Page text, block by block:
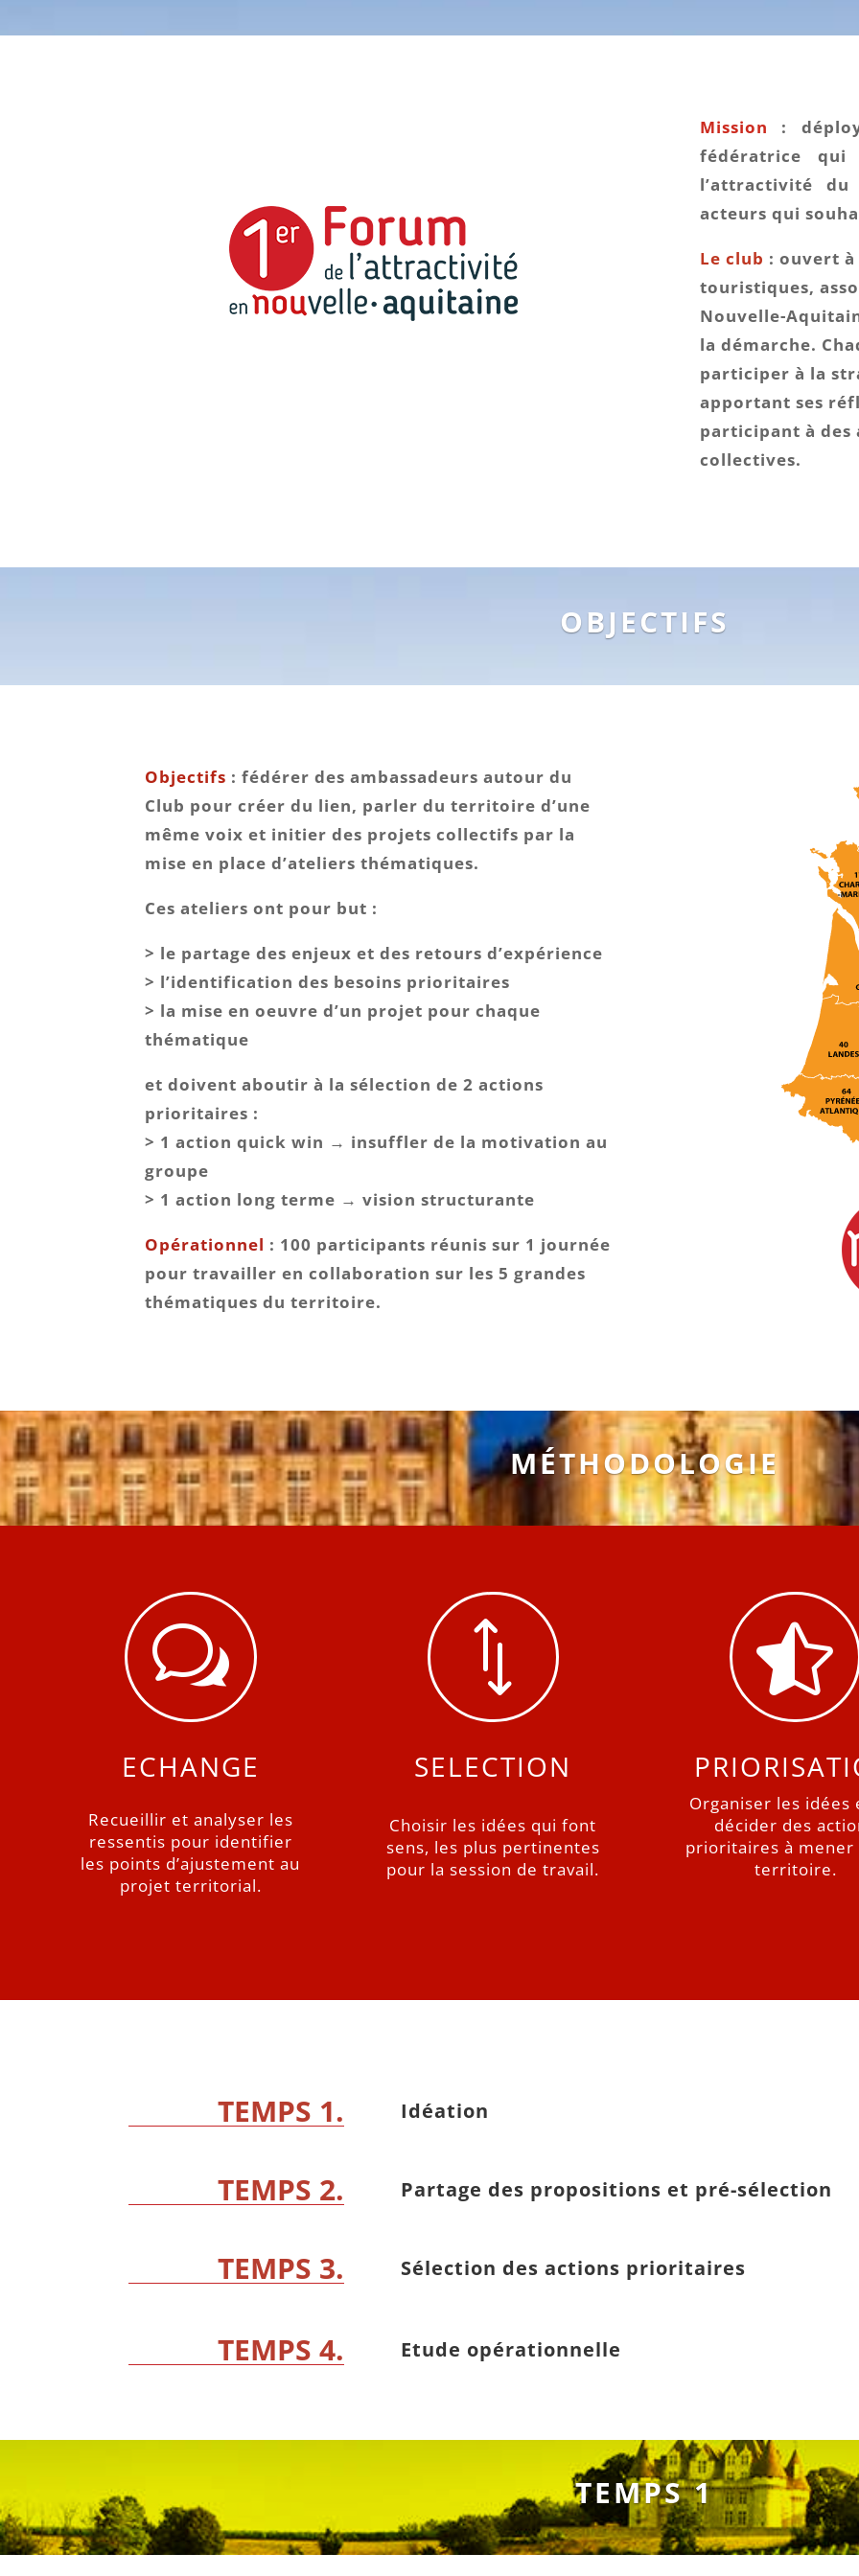
Mission :
fédératrice
l’attractivitédu
acteurs qui
Le club : ouvert
touristiques,
Nouvelle-
la démarche.
participer à la
apportant ses
participant à des
collectives.
OBJECTIFS
Objectifs : fédérer des ambassadeurs autour du
Club pour créer du lien, parler du territoire d’une
même voix et initier des projetscollectifs par la
mise en place d’ateliers thématiques.
Ces ateliers ont pour but :
> le partage des enjeux et des retours d’expérience
> l’identification des besoins prioritaires
> la mise en oeuvre d’un projet pour chaque
thématique
et doivent aboutir à la sélection de 2 actions
prioritaires :
> 1 action quick win → insuffler de la motivation au
groupe
> 1 action long terme → vision structurante
Opérationnel : 100 participants réunis sur 1 journée
pour travailler en collaboration sur les 5 grandes
thématiques du territoire.
MÉTHODOLOGIE
w
ECHANGE
Recueillir et analyser les
ressentis pour identifier
les points d’ajustement au
projet territorial.
*
SELECTION
Choisir les idées qui font
sens, les plus pertinentes
pour la session de travail.

Organiser les idées
décider des
prioritaires à mener
territoire.
TEMPS 1. Idéation
TEMPS 2. Partage des propositions et pré-sélection
TEMPS 3. Sélection des actions prioritaires
TEMPS 4. Etude opérationnelle
TEMPS 1